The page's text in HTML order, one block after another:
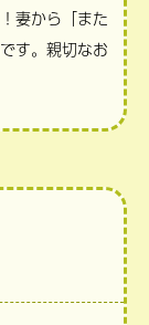
妻から「また
す。親切なお